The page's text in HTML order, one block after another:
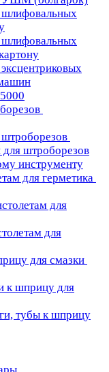
штроборезов
инструменту
для герметика
для
для
для смазки
к шприцу для
тубы к шприцу